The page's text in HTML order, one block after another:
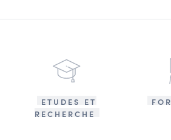
ETUDES ET
RECHERCHE